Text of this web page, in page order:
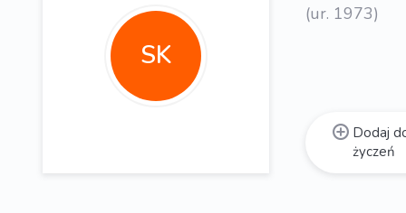
SK
(ur. 1973)
Dodaj
życzeń